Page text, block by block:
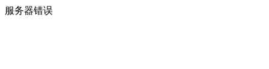
服务器错误